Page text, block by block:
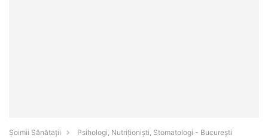
Şoimii Sănătații
Psihologi, Nutriționiști, Stomatologi - Bucureşti